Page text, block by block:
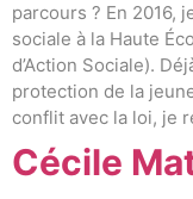
parcours ? En 2016,
sociale à la Haute
d’Action Sociale).
protection de la
conflit avec la loi, je
Cécile